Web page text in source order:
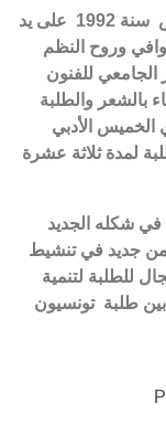
وفي قراءة سريعة لتاريخ الملتقى، فقد تأسس سنة 1992 على يد
وروح النظم
الجامعي للفنون
بالشعر والطلبة
الخميس الأدبي
لمدة ثلاثة عشرة
في شكله الجديد
من جديد في تنشيط
للطلبة لتنمية
بين طلبة تونسيون